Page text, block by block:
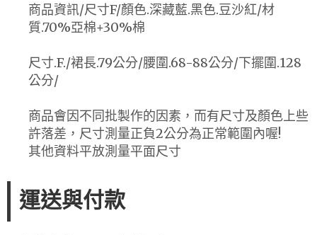
商品資訊/尺寸F/顏色.深藏藍.黑色.豆沙紅/材
質.70%亞棉+30%棉
尺寸.F./裙長.79公分/腰圍.68-88公分/下擺圍.128
公分/
商品會因不同批製作的因素，而有尺寸及顏色上些
許落差，尺寸測量正負2公分為正常範圍內喔!
其他資料平放測量平面尺寸
運送與付款